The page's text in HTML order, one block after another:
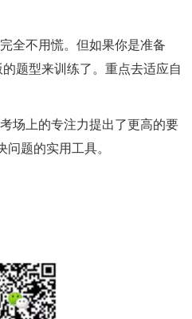
全不用慌。但如果你是准备
题型来训练了。重点去适应自
场上的专注力提出了更高的要
题的实用工具。